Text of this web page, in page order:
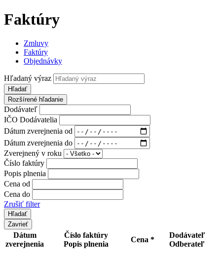
Faktúry
Zmluvy
Faktúry
Objednávky
Hľadaný výraz
Hľadať
Rozšírené hľadanie
Dodávateľ
IČO Dodávatelia
Dátum zverejnenia od
Dátum zverejnenia do
Zverejnený v roku
Číslo faktúry
Popis plnenia
Cena od
Cena do
Zrušiť filter
Zavrieť
Dátum
zverejnenia
Číslo faktúry
Popis plnenia
Cena *
Dodávateľ
Odberateľ